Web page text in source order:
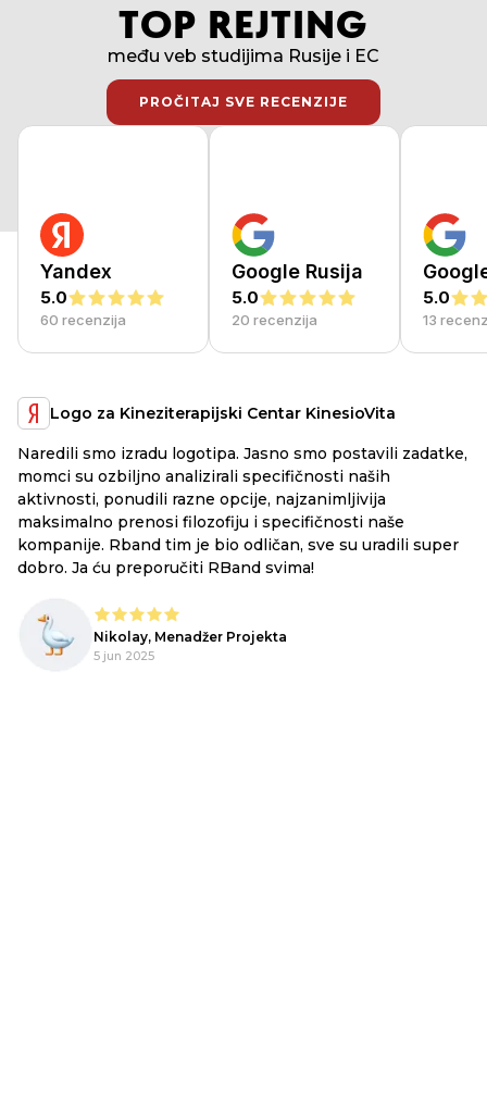
TOP REJTING
među veb studijima Rusije i EC
PROČITAJ SVE RECENZIJE
PROČITAJ SVE RECENZIJE
Yandex
5.0
60 recenzija
Google Rusija
5.0
20 recenzija
5.0
13
Logo za Kineziterapijski Centar KinesioVita
Naredili smo izradu logotipa. Jasno smo postavili zadatke,
momci su ozbiljno analizirali specifičnosti naših
aktivnosti, ponudili razne opcije, najzanimljivija
maksimalno prenosi filozofiju i specifičnosti naše
kompanije. Rband tim je bio odličan, sve su uradili super
dobro. Ja ću preporučiti RBand svima!
Nikolay, Menadžer Projekta
5 jun 2025